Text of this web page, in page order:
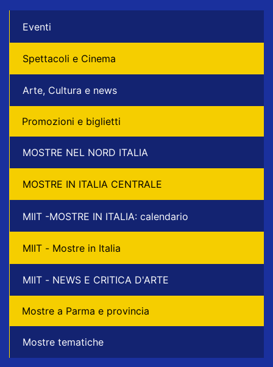
Eventi
Spettacoli e Cinema
Arte, Cultura e news
Promozioni e biglietti
MOSTRE NEL NORD ITALIA
MOSTRE IN ITALIA CENTRALE
MIIT -MOSTRE IN ITALIA: calendario
MIIT - Mostre in Italia
MIIT - NEWS E CRITICA D'ARTE
Mostre a Parma e provincia
Mostre tematiche